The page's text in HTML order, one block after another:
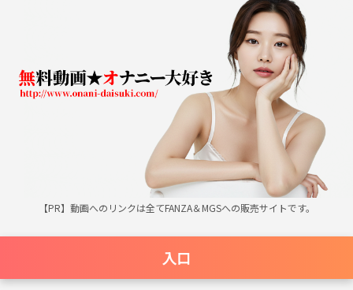
無料動画★オナニー大好き
【PR】動画へのリンクは全てFANZA＆MGSへの販売サイトです。
入口